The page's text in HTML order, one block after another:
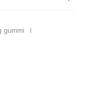
gummi
|